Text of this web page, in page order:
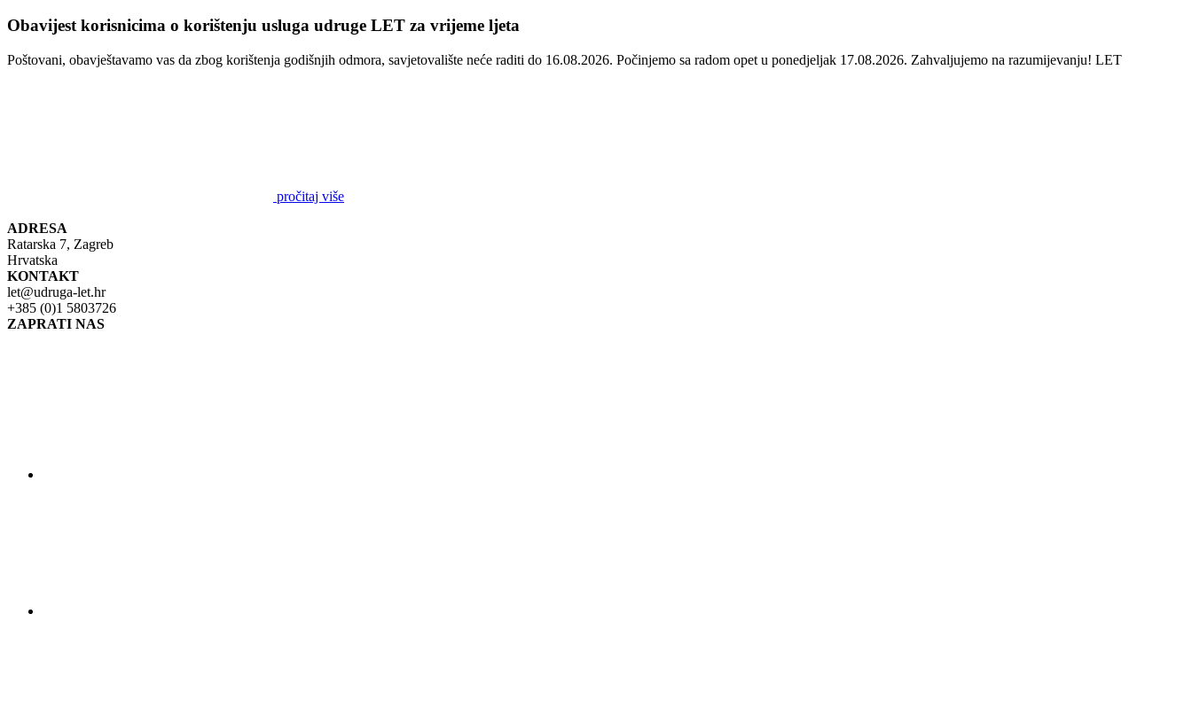
Obavijest korisnicima o korištenju usluga udruge LET za vrijeme ljeta
Poštovani, obavještavamo vas da zbog korištenja godišnjih odmora, savjetovalište neće raditi do 16.08.2026. Počinjemo sa radom opet u ponedjeljak 17.08.2026. Zahvaljujemo na razumijevanju! LET
pročitaj više
ADRESA
Ratarska 7, Zagreb
Hrvatska
KONTAKT
let@udruga-let.hr
+385 (0)1 5803726
ZAPRATI NAS